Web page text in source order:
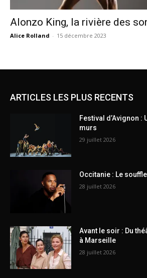
Alonzo King, la rivière des
Alice Rolland - 15 décembre 2023
ARTICLES LES PLUS RECENTS
Festival d’Avignon :
murs
29 juillet 2026
Occitanie : Le
28 juillet 2026
Avant le soir : Du
à Marseille
28 juillet 2026